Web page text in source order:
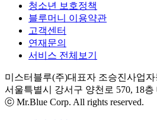
청소년 보호정책
블루머니 이용약관
고객센터
연재문의
서비스 전체보기
미스터블루(주)대표자 조승진사업자
서울특별시 강서구 양천로 570, 18층
ⓒ Mr.Blue Corp. All rights reserved.